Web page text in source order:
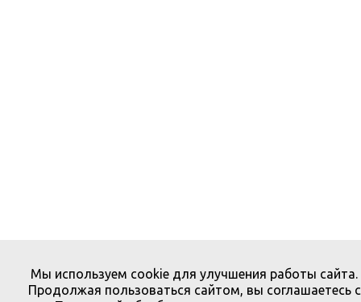
Мы используем cookie для улучшения работы сайта.
Продолжая пользоваться сайтом, вы соглашаетесь с